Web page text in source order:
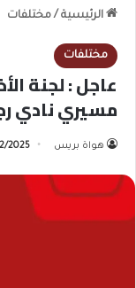
الرئيسية / مختلفات
مختلفات
عاجل : لجنة
مسيري نادي
هواة بريس 2025